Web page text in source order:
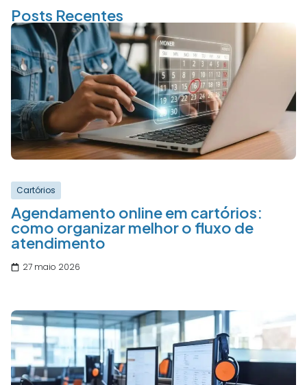
Posts Recentes
Cartórios
Agendamento online em cartórios:
como organizar melhor o fluxo de
atendimento
27 maio 2026